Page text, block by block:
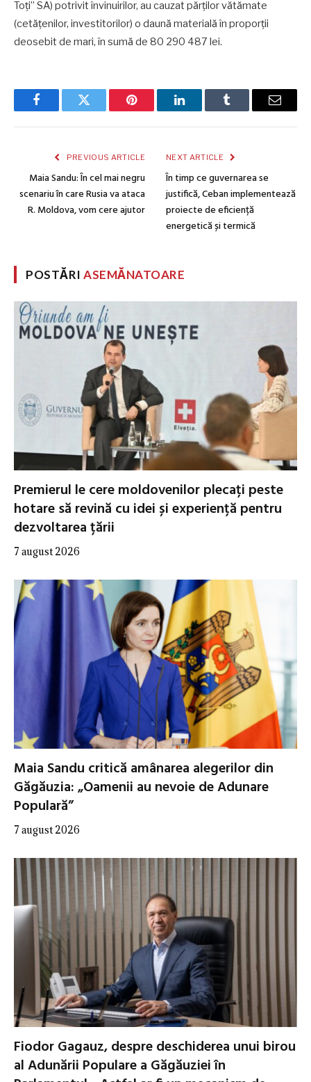
Toți” SA) potrivit învinuirilor, au cauzat părților vătămate
(cetățenilor, investitorilor) o daună materială în proporții
deosebit de mari, în sumă de 80 290 487 lei.
FacebookTwitter Pinterest LinkedInTumblr Email
PREVIOUS ARTICLE
Maia Sandu: În cel mai negru
scenariu în care Rusia va ataca
R. Moldova, vom cere ajutor
NEXT ARTICLE
În timp ce guvernarea se
justifică, Ceban implementează
proiecte de eficiență
energetică și termică
POSTĂRIASEMĂNATOARE
Premierul le cere moldovenilor plecați peste
hotare să revină cu idei și experiență pentru
dezvoltarea țării
7 august 2026
Maia Sandu critică amânarea alegerilor din
Găgăuzia: „Oamenii au nevoie de Adunare
Populară”
7 august 2026
Fiodor Gagauz, despre deschiderea unui birou
al Adunării Populare a Găgăuziei în